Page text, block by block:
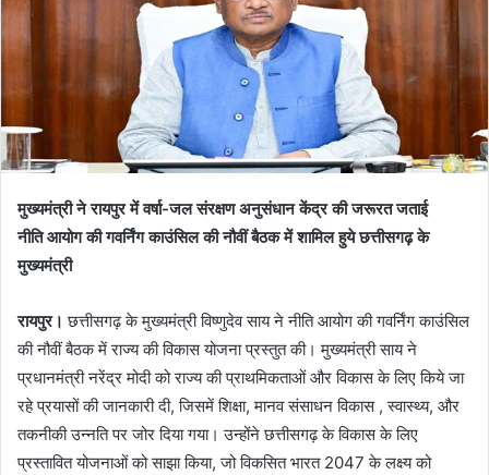
मुख्यमंत्री ने रायपुर में वर्षा-जल संरक्षण अनुसंधान केंद्र की जरूरत जताई
नीति आयोग की गवर्निंग काउंसिल की नौवीं बैठक में शामिल हुये छत्तीसगढ़ के
मुख्यमंत्री
रायपुर। छत्तीसगढ़ के मुख्यमंत्री विष्णुदेव साय ने नीति आयोग की गवर्निंग काउंसिल
की नौवीं बैठक में राज्य की विकास योजना प्रस्तुत की। मुख्यमंत्री साय ने
प्रधानमंत्री नरेंद्र मोदी को राज्य की प्राथमिकताओं और विकास के लिए किये जा
रहे प्रयासों की जानकारी दी, जिसमें शिक्षा, मानव संसाधन विकास , स्वास्थ्य, और
तकनीकी उन्नति पर जोर दिया गया। उन्होंने छत्तीसगढ़ के विकास के लिए
प्रस्तावित योजनाओं को साझा किया, जो विकसित भारत 2047 के लक्ष्य को